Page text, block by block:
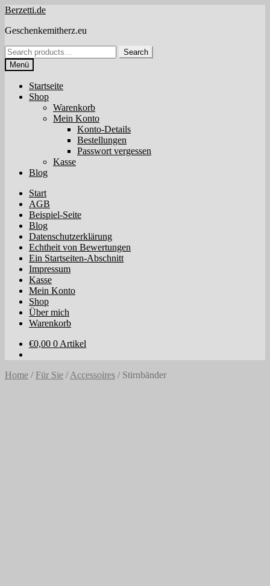
Zur
springen
Zum
springen
Berzetti.de
Geschenkemitherz.eu
Search
for:
Search
Menü
Startseite
Shop
Warenkorb
Mein Konto
Konto-Details
Bestellungen
Passwort vergessen
Kasse
Blog
Start
AGB
Beispiel-Seite
Blog
Datenschutzerklärung
Echtheit von Bewertungen
Ein Startseiten-Abschnitt
Impressum
Kasse
Mein Konto
Shop
Über mich
Warenkorb
€0,00 0 Artikel
Home / Für Sie /Accessoires / Stirnbänder